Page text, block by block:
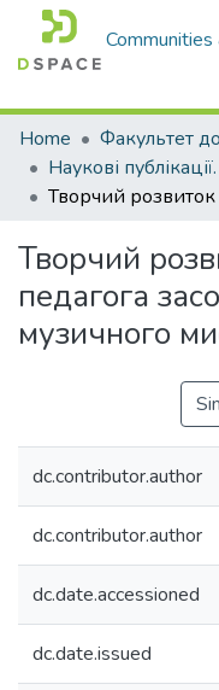
Home
Творчий
педагога
музичного
dc.contributor.author
dc.contributor.author
dc.date.accessioned
dc.date.issued